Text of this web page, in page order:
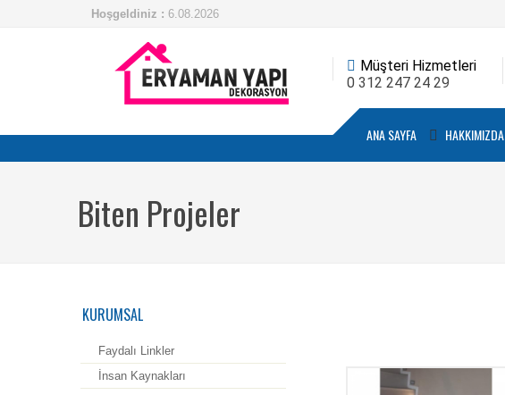
Hoşgeldiniz : 6.08.2026
ANA SAYFA HAKKIMIZDA
Müşteri Hizmetleri
0 312 247 24 29
Biten Projeler
KURUMSAL
Faydalı Linkler
İnsan Kaynakları